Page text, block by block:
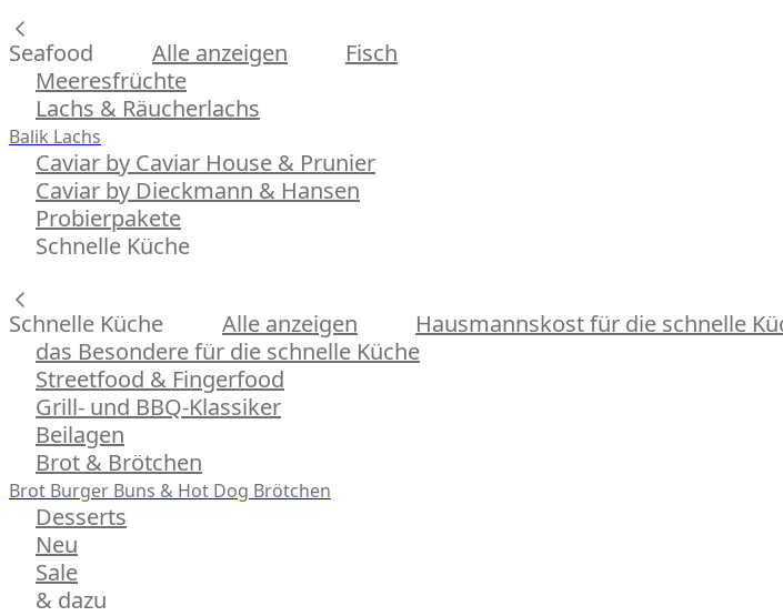
Seafood Alle anzeigen
Fisch
Meeresfrüchte
Lachs & Räucherlachs
Balik Lachs
Caviar by Caviar House & Prunier
Caviar by Dieckmann & Hansen
Probierpakete
Schnelle Küche
Schnelle Küche Alle anzeigen
Hausmannskost für die schnelle
das Besondere für die schnelle Küche
Streetfood & Fingerfood
Grill- und BBQ-Klassiker
Beilagen
Brot & Brötchen
Brot Burger Buns & Hot Dog Brötchen
Desserts
Neu
Sale
& dazu